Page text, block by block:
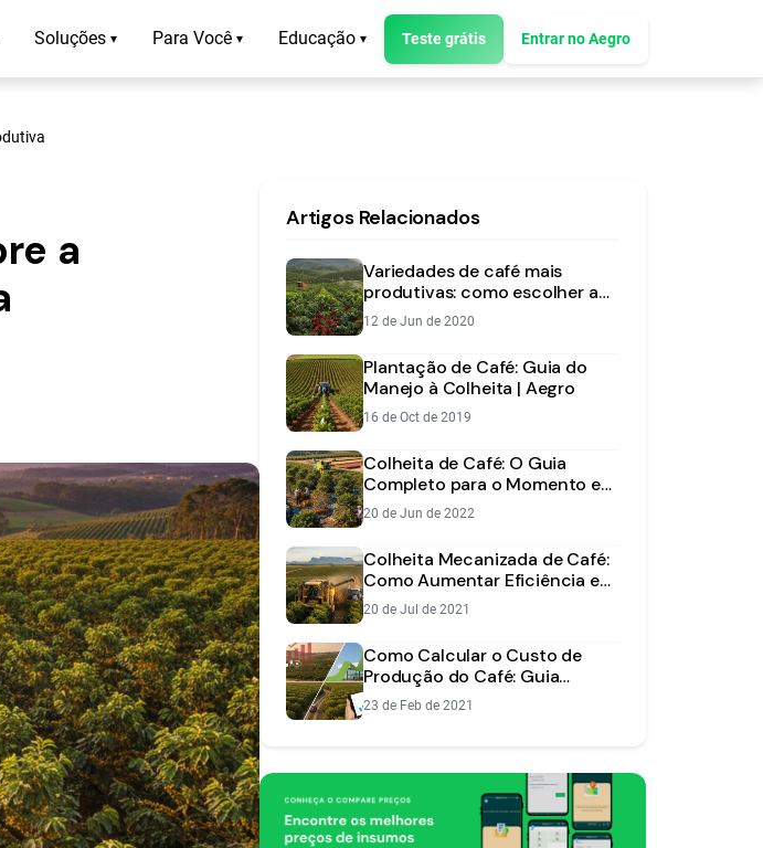
Soluções ▾ Para Você ▾ Educação ▾ Teste grátis Entrar no Aegro
a
Artigos Relacionados
Variedades de café mais
produtivas: como escolher a
ideal para sua fazenda?
12 de Jun de 2020
Plantação de Café: Guia do
Manejo à Colheita | Aegro
16 de Oct de 2019
Colheita de Café: O Guia
Completo para o Momento e
Método Ideal
20 de Jun de 2022
Colheita Mecanizada de Café:
Como Aumentar Eficiência e
Reduzir Custos
20 de Jul de 2021
Como Calcular o Custo de
Produção do Café: Guia
Completo e Prático
23 de Feb de 2021